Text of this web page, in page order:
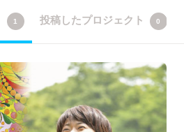
1 投稿したプロジェクト 0